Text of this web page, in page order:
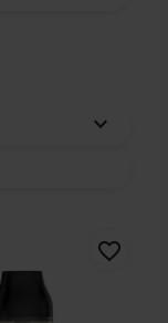
keyboard_arrow_down
favorite_border